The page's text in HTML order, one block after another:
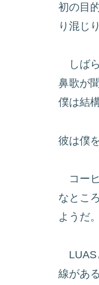
初の目
り混じ
しばら
鼻歌が
僕は結
彼は僕
コーヒ
なとこ
ようだ
LUAS
線があ